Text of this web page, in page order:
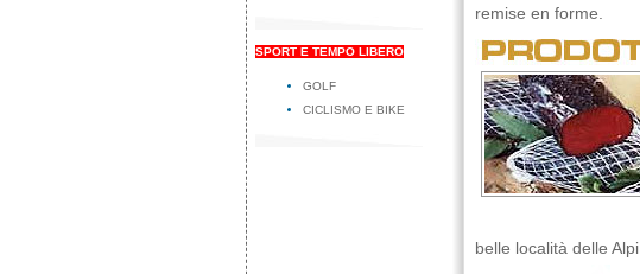
remise en forme.
belle località delle Alpi.
SPORT E TEMPO LIBERO
GOLF
CICLISMO E BIKE